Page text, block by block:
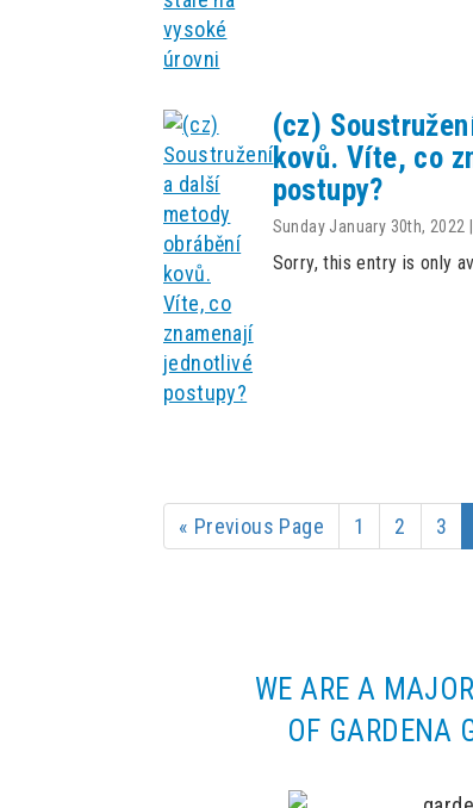
(cz)
kovů. Víte, co
postupy?
Sunday January 30th, 2022
Sorry, this entry is only
« Previous Page 1 2 3
WE ARE A
OF GARDENA